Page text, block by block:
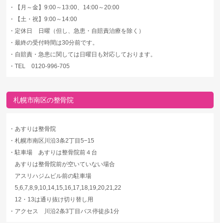
・
【月～金】9:00～13:00、14:00～20:00
・
【土・祝】9:00～14:00
・ 定休日 日曜（但し、急患・自賠責治療を除く）
・最終の受付時間は30分前です。
・ 自賠責・急患に関しては日曜日も対応しております。
・TEL 0120-996-705
札幌市南区の整骨院
・あすりは整骨院
・札幌市南区川沿3条2丁目5−15
・駐車場 あすりは整骨院前４台
あすりは整骨院前が空いていない場合
アスリハジムビル前の駐車場
5,6,7,8,9,10,14,15,16,17,18,19,20,21,22
12・13は通り抜け切り替し用
・ アクセス 川沿2条3丁目バス停徒歩1分